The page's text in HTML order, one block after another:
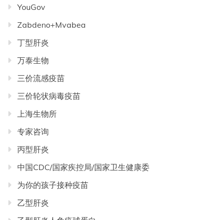
YouGov
Zabdeno+Mvabea
丁型肝炎
万泰生物
三价流感疫苗
三价轮状病毒疫苗
上海生物所
专家咨询
丙型肝炎
中国CDC/国家疾控局/国家卫生健康委
为你的孩子接种疫苗
乙型肝炎